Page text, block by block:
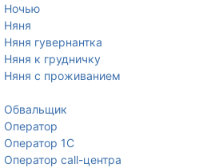
Ночью
Няня
Няня гувернантка
Няня к грудничку
Няня с проживанием
Обвальщик
Оператор
Оператор 1С
Оператор call-центра